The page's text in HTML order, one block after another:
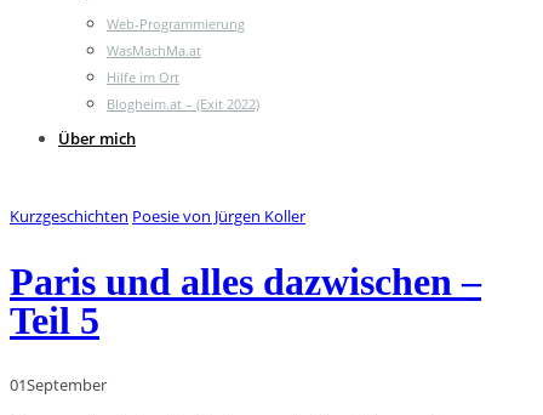
Web-Programmierung
WasMachMa.at
Hilfe im Ort
Blogheim.at – (Exit 2022)
Über mich
Kurzgeschichten Poesie von Jürgen Koller
Paris und alles dazwischen –
Teil 5
01September